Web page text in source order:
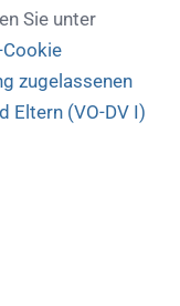
Sie unter
zugelassenen
Eltern (VO-DV I)